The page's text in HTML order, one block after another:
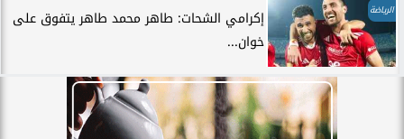
الرياضة
إكرامي الشحات: طاهر محمد طاهر يتفوق على
خوان...